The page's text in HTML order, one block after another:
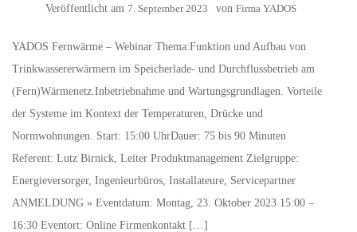
Veröffentlicht am 7. September 2023 von Firma YADOS
YADOS Fernwärme – Webinar Thema:Funktion und Aufbau von
Trinkwassererwärmern im Speicherlade- und Durchflussbetrieb am
(Fern)Wärmenetz.Inbetriebnahme und Wartungsgrundlagen. Vorteile
der Systeme im Kontext der Temperaturen, Drücke und
Normwohnungen. Start: 15:00 UhrDauer: 75 bis 90 Minuten
Referent: Lutz Birnick, Leiter Produktmanagement Zielgruppe:
Energieversorger, Ingenieurbüros, Installateure, Servicepartner
ANMELDUNG » Eventdatum: Montag, 23. Oktober 2023 15:00 –
16:30 Eventort: Online Firmenkontakt […]